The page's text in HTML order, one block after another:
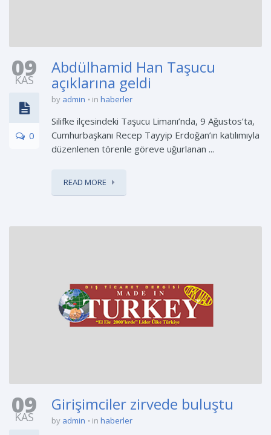
09
KAS
0
Abdülhamid Han Taşucu
açıklarına geldi
by admin in haberler
Silifke ilçesindeki Taşucu Limanı’nda, 9 Ağustos’ta,
Cumhurbaşkanı Recep Tayyip Erdoğan’ın katılımıyla
düzenlenen törenle göreve uğurlanan ...
READ MORE
09
KAS
Girişimciler zirvede buluştu
by admin in haberler